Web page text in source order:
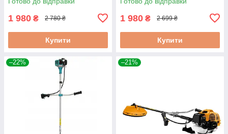
1 980 ₴ 2 780 ₴
Купити
саду 2-тактна
1 980 ₴ 2 699 ₴
Купити
–22% –21%